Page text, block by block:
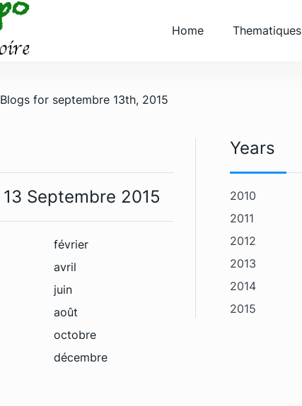
Home Thematiques
Blogs for septembre 13th, 2015
13 Septembre 2015
février
avril
juin
août
octobre
décembre
Years
2010
2011
2012
2013
2014
2015